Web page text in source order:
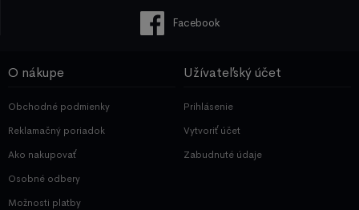
Facebook
O nákupe
Obchodné podmienky
Reklamačný poriadok
Ako nakupovať
Osobné odbery
Možnosti platby
Užívateľský účet
Prihlásenie
Vytvoriť účet
Zabudnuté údaje